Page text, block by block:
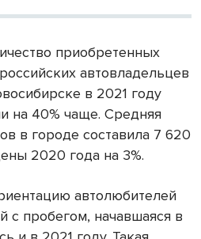
приобретенных
автовладельцев
в 2021 году
на 40% чаще. Средняя
в городе составила 7 620
2020 года на 3%.
автолюбителей
с пробегом, начавшаяся в